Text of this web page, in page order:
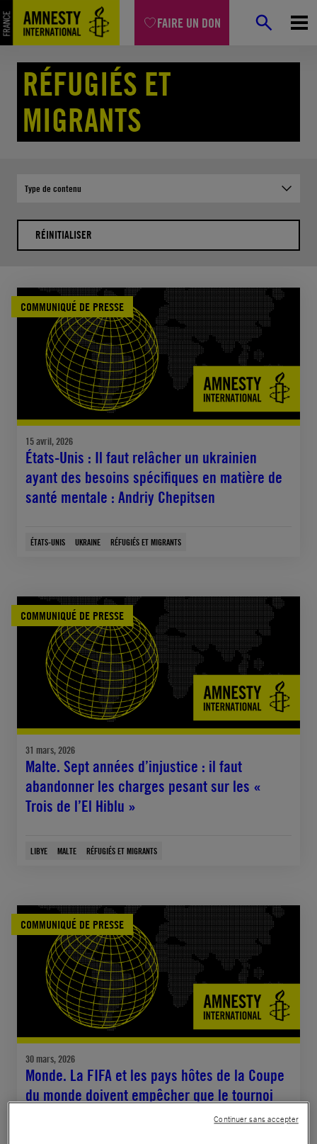
FAIRE UN DON
Aller
au
contenu
Accueil
RÉFUGIÉS ET
MIGRANTS
Type de contenu
RÉINITIALISER
COMMUNIQUÉ DE PRESSE
15 avril, 2026
États-Unis : Il faut relâcher un ukrainien
ayant des besoins spécifiques en matière de
santé mentale : Andriy Chepitsen
ÉTATS-UNIS UKRAINE RÉFUGIÉS ET MIGRANTS
COMMUNIQUÉ DE PRESSE
31 mars, 2026
Malte. Sept années d’injustice : il faut
abandonner les charges pesant sur les «
Trois de l’El Hiblu »
LIBYE MALTE RÉFUGIÉS ET MIGRANTS
COMMUNIQUÉ DE PRESSE
30 mars, 2026
Monde. La FIFA et les pays hôtes de la Coupe
du monde doivent empêcher que le tournoi
devienne une menace pour les fans et les
Continuer sans accepter